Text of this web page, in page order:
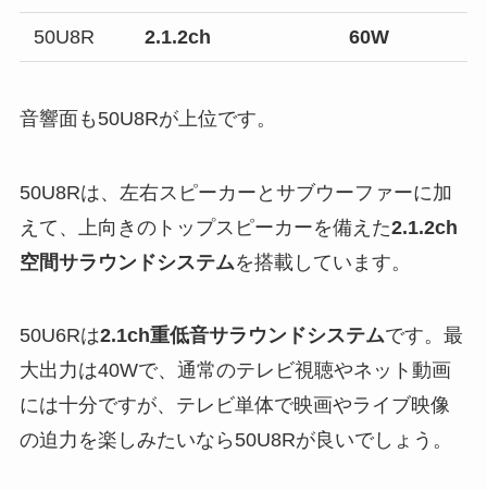
50U8R 2.1.2ch 60W
音響面も50U8Rが上位です。
50U8Rは、左右スピーカーとサブウーファーに加
えて、上向きのトップスピーカーを備えた2.1.2ch
空間サラウンドシステムを搭載しています。
50U6Rは2.1ch重低音サラウンドシステムです。最
大出力は40Wで、通常のテレビ視聴やネット動画
には十分ですが、テレビ単体で映画やライブ映像
の迫力を楽しみたいなら50U8Rが良いでしょう。